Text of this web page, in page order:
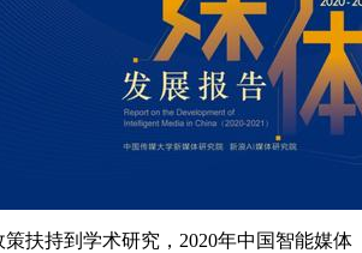
持到学术研究，2020年中国智能媒体